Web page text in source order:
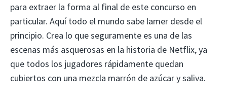
para extraer la forma al final de este concurso en
particular. Aquí todo el mundo sabe lamer desde el
principio. Crea lo que seguramente es una de las
escenas más asquerosas en la historia de Netflix, ya
que todos los jugadores rápidamente quedan
cubiertos con una mezcla marrón de azúcar y saliva.